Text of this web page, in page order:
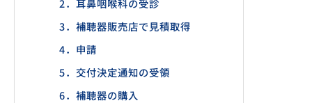
2．耳鼻咽喉科の受診
3．補聴器販売店で見積取得
4．申請
5．交付決定通知の受領
6．補聴器の購入